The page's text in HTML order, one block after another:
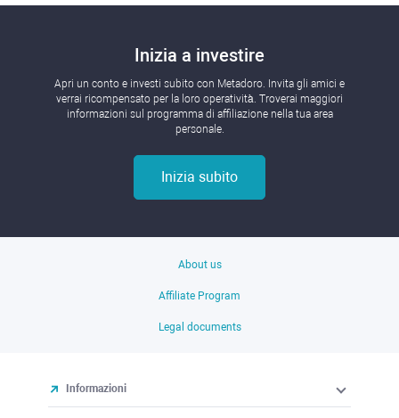
Inizia a investire
Apri un conto e investi subito con Metadoro. Invita gli amici e
verrai ricompensato per la loro operatività. Troverai maggiori
informazioni sul programma di affiliazione nella tua area
personale.
Inizia subito
About us
Affiliate Program
Legal documents
Informazioni